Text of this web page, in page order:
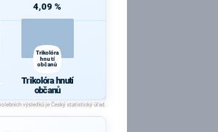
4,09 %
Trikolóra
hnutí
občanů
Trikolóra hnutí
občanů